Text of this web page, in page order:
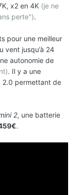
x2 en 4K (je ne
perte").
pour une meilleur
vent jusqu’à 24
autonomie de
. Il y a une
2.0 permettant de
2, une batterie
.